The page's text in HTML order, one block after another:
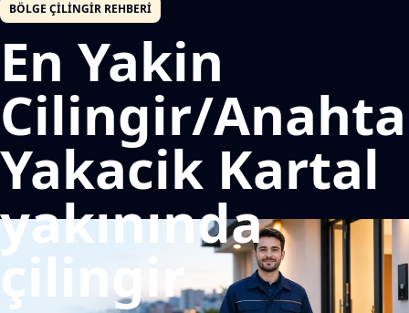
BÖLGE ÇILINGIR REHBERI
En Yakin
Cilingir/
Yakacik Kartal
yakınında
çilingir